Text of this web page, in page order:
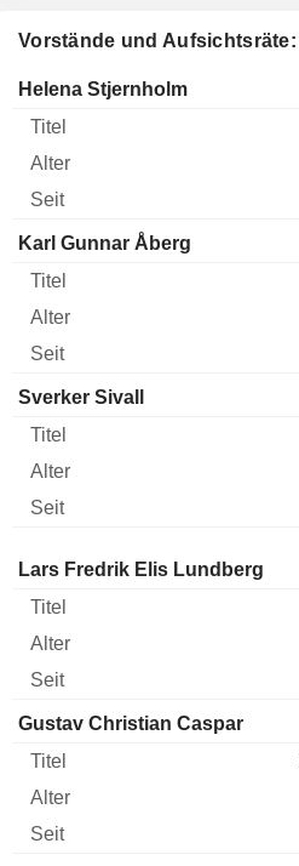
Vorstände und
Manager Titel Alter
Helena Stjernholm
Karl Gunnar Åberg
Sverker Sivall
Verwaltungsratsmitglied Titel
Lars Fredrik Elis Lundberg
Gustav Christian Caspar